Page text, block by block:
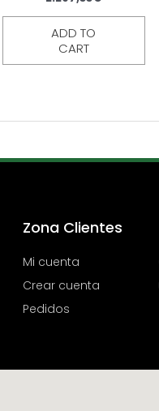
ADD TO
CART
Zona Clientes
Mi cuenta
Crear cuenta
Pedidos